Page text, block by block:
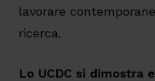
lavorare
ricerca.
Lo UCDC si dimostra